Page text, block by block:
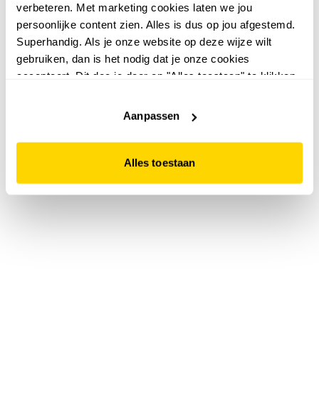
verbeteren. Met marketing cookies laten we jou
persoonlijke content zien. Alles is dus op jou afgestemd.
Superhandig. Als je onze website op deze wijze wilt
gebruiken, dan is het nodig dat je onze cookies
accepteert. Dit doe je door op "Alles toestaan" te klikken.
website niet optimaal functioneert.
Aanpassen
Alles toestaan